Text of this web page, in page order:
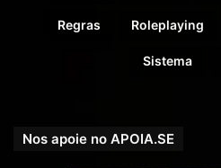
Regras Roleplaying
Sistema
Nos apoie no APOIA.SE